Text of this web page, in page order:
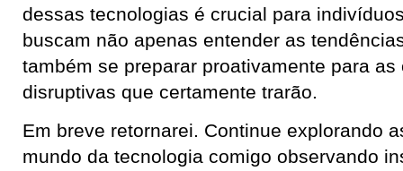
dessas tecnologias é crucial para
buscam não apenas entender as
também se preparar proativamente para as
disruptivas que certamente trarão.
Em breve retornarei. Continue explorando
mundo da tecnologia comigo observando